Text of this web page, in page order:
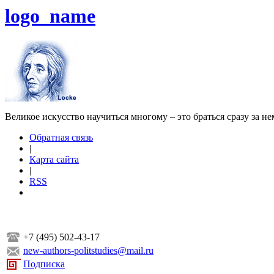
logo_name
Великое искусство научиться многому – это браться сразу за
Обратная связь
|
Карта сайта
|
RSS
+7 (495) 502-43-17
new-authors-politstudies@mail.ru
Подписка